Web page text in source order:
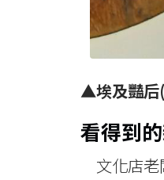
▲埃及豔后
看得到
文化店老